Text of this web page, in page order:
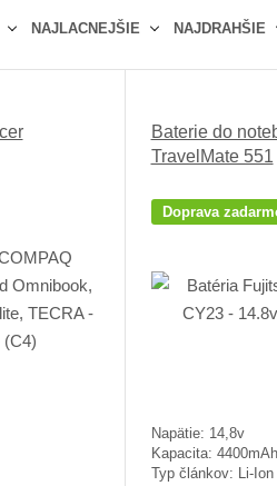
NAJLACNEJŠIE NAJDRAHŠIE
Baterie do
TravelMate 551
Doprava
Napätie: 14,8v
Kapacita: 4400mAh
Typ článkov: Li-Ion